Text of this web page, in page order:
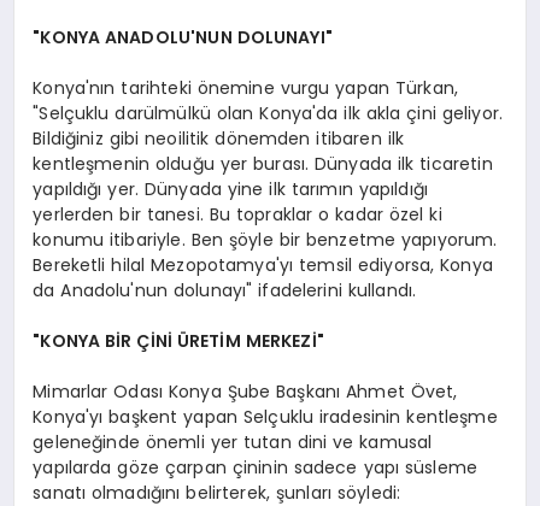
"KONYA ANADOLU'NUN DOLUNAYI"
Konya'nın tarihteki önemine vurgu yapan Türkan,
"Selçuklu darülmülkü olan Konya'da ilk akla çini geliyor.
Bildiğiniz gibi neoilitik dönemden itibaren ilk
kentleşmenin olduğu yer burası. Dünyada ilk ticaretin
yapıldığı yer. Dünyada yine ilk tarımın yapıldığı
yerlerden bir tanesi. Bu topraklar o kadar özel ki
konumu itibariyle. Ben şöyle bir benzetme yapıyorum.
Bereketli hilal Mezopotamya'yı temsil ediyorsa, Konya
da Anadolu'nun dolunayı" ifadelerini kullandı.
"KONYA BİR ÇİNİ ÜRETİM MERKEZİ"
Mimarlar Odası Konya Şube Başkanı Ahmet Övet,
Konya'yı başkent yapan Selçuklu iradesinin kentleşme
geleneğinde önemli yer tutan dini ve kamusal
yapılarda göze çarpan çininin sadece yapı süsleme
sanatı olmadığını belirterek, şunları söyledi: